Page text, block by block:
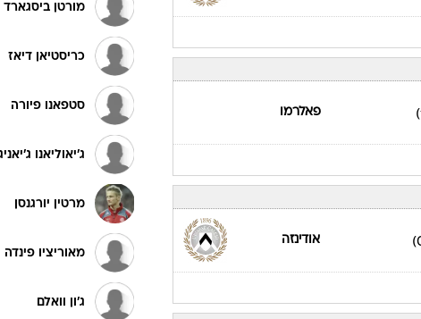
פאלרמו
אודינזה
מורטן ביסגארד
כריסטיאן דיאז
סטפאנו פיורה
ג'יאוליאנו
מרטין יורגנסן
מאוריציו פינדה
ג'ון וואלם